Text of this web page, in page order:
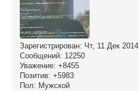
Зарегистрирован: Чт, 11 Дек 2014
Сообщений: 12250
Уважение: +8455
Позитив: +5983
Пол: Мужской